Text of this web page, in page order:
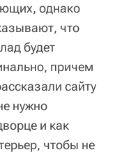
однако
что
будет
причем
сайту
нужно
и как
чтобы не